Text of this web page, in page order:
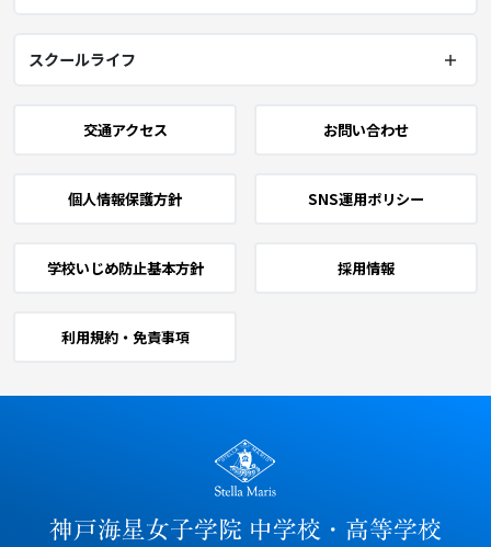
スクールライフ
交通アクセス お問い合わせ
個人情報保護方針 SNS運用ポリシー
学校いじめ防止基本方針 採用情報
利用規約・免責事項